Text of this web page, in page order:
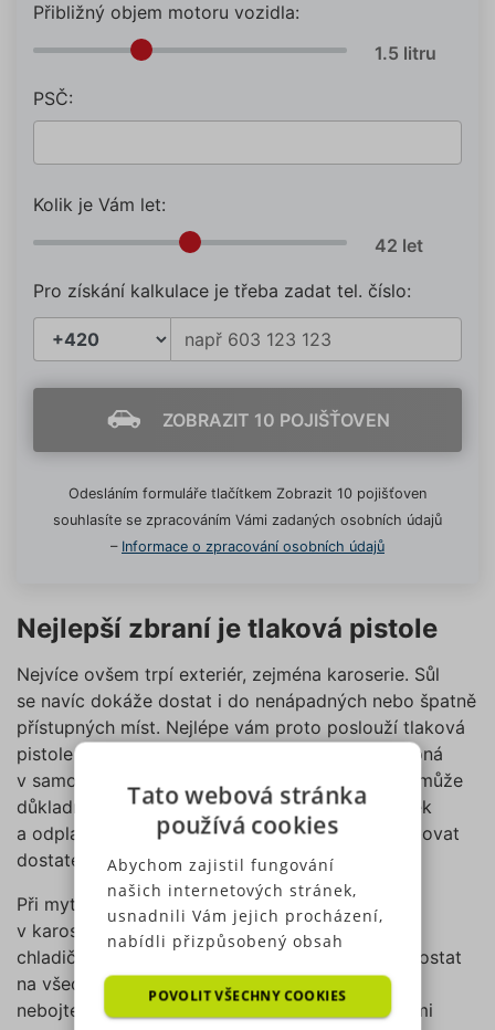
Přibližný objem motoru vozidla:
PSČ:
Kolik je Vám let:
Pro získání kalkulace je třeba zadat tel. číslo:
ZOBRAZIT 10 POJIŠŤOVEN
Odesláním formuláře tlačítkem Zobrazit 10 pojišťoven
souhlasíte se zpracováním Vámi zadaných osobních údajů
– Informace o zpracování osobních údajů
Nejlepší zbraní je tlaková pistole
Nejvíce ovšem trpí exteriér, zejména karoserie. Sůl
se navíc dokáže dostat i do nenápadných nebo špatně
přístupných míst. Nejlépe vám proto poslouží tlaková
pistole (wapka) s vodou, která je snadno dostupná
v samoobslužných ručních myčkách. Ta vám pomůže
důkladně propláchnout karoserii, kola i podvozek
a odplavit tak rozpustnou sůl. Budete ale potřebovat
dostatek vody i času.
Při mytí karoserie se zaměřte hlavně na spáry
v karoserii, prostor pod čelním sklem a masku
chladiče. Při mytí podběhů a kol se voda musí dostat
na všechna místa včetně pružin a tlumičů brzd –
nebojte se tlakovou pistoli prostrčit i jednotlivými
Tato webová stránka
používá cookies
Abychom zajistil fungování
našich internetových stránek,
usnadnili Vám jejich procházení,
nabídli přizpůsobený obsah
analyzovat návštěvnost,
využíváme soubory cookies,
POVOLIT VŠECHNY COOKIES